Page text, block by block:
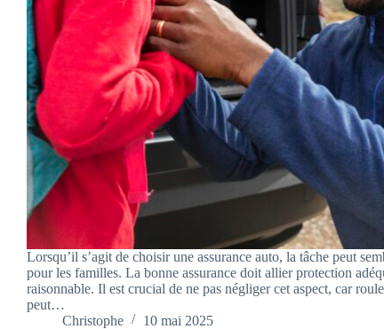
Lorsqu’il s’agit de choisir une assurance auto, la tâche peut
pour les familles. La bonne assurance doit allier protection
raisonnable. Il est crucial de ne pas négliger cet aspect, car
peut…
Christophe
10 mai 2025